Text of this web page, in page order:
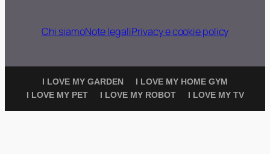
Chi siamoNote legaliPrivacy e cookie policy
I LOVE MY GARDEN
I LOVE MY HOME GYM
I LOVE MY PET
I LOVE MY ROBOT I LOVE MY TV